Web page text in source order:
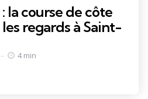
la course de côte
regards à Saint-
4 min